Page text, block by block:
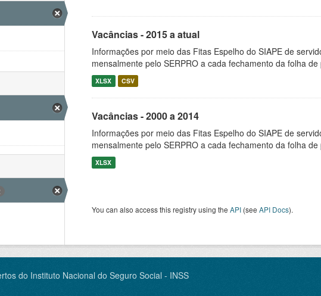
Vacâncias - 2015 a atual
Informações por meio das Fitas Espelho do SIAPE de
mensalmente pelo SERPRO a cada fechamento da folha
XLSX CSV
Vacâncias - 2000 a 2014
Informações por meio das Fitas Espelho do SIAPE de
mensalmente pelo SERPRO a cada fechamento da folha
XLSX
You can also access this registry using the API (see API Docs).
do Instituto Nacional do Seguro Social - INSS